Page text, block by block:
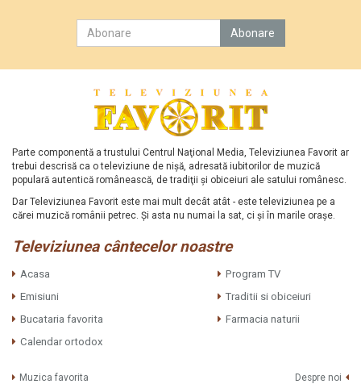
Parte componentă a trustului Centrul Naţional Media, Televiziunea Favorit ar
trebui descrisă ca o televiziune de nişă, adresată iubitorilor de muzică
populară autentică românească, de tradiţii şi obiceiuri ale satului românesc.
Dar Televiziunea Favorit este mai mult decât atât - este televiziunea pe a
cărei muzică românii petrec. Şi asta nu numai la sat, ci şi în marile oraşe.
Televiziunea cântecelor noastre
Acasa
Program TV
Emisiuni
Traditii si obiceiuri
Bucataria favorita
Farmacia naturii
Calendar ortodox
Muzica favorita
Despre noi